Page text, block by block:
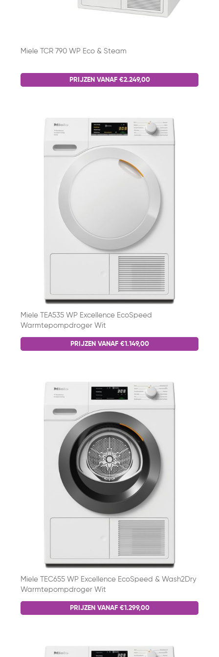
Miele TCR 790 WP Eco & Steam
PRIJZEN VANAF €2.249,00
Miele TEA535 WP Excellence EcoSpeed
Warmtepompdroger Wit
PRIJZEN VANAF €1.149,00
Miele TEC655 WP Excellence EcoSpeed & Wash2Dry
Warmtepompdroger Wit
PRIJZEN VANAF €1.299,00